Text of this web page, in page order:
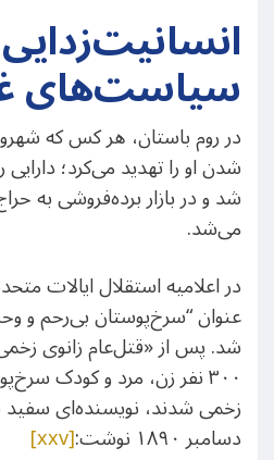
سیاست‌های
در روم باستان، هر کس که
شدن او را تهدید می‌کرد؛
شد و در بازار برده‌فروشی به
می‌شد.
در اعلامیه استقلال ایالات
عنوان “سرخ‌پوستان بی‌رحم و
شد. پس از «قتل‌عام زانوی
زخمی شدند، نویسنده‌ای سفید
دسامبر ۱۸۹۰ نوشت:
[xxv]